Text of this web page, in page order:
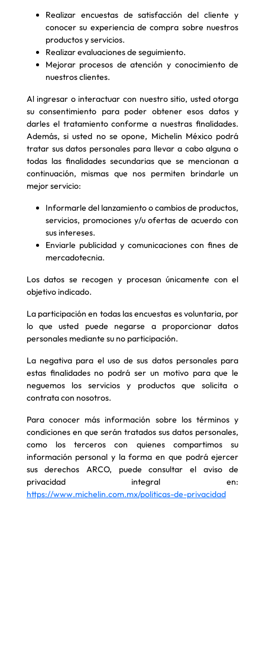
Realizar encuestas de satisfacción del cliente y
conocer su experiencia de compra sobre nuestros
productos y servicios.
Realizar evaluaciones de seguimiento.
Mejorar procesos de atención y conocimiento de
nuestros clientes.
Al ingresar o interactuar con nuestro sitio, usted otorga
su consentimiento para poder obtener esos datos y
darles el tratamiento conforme a nuestras finalidades.
Además, si usted no se opone, Michelin México podrá
tratar sus datos personales para llevar a cabo alguna o
todas las finalidades secundarias que se mencionan a
continuación, mismas que nos permiten brindarle un
mejor servicio:
Informarle del lanzamiento o cambios de productos,
servicios, promociones y/u ofertas de acuerdo con
sus intereses.
Enviarle publicidad y comunicaciones con fines de
mercadotecnia.
Los datos se recogen y procesan únicamente con el
objetivo indicado.
La participación en todas las encuestas es voluntaria, por
lo que usted puede negarse a proporcionar datos
personales mediante su no participación.
La negativa para el uso de sus datos personales para
estas finalidades no podrá ser un motivo para que le
neguemos los servicios y productos que solicita o
contrata con nosotros.
Para conocer más información sobre los términos y
condiciones en que serán tratados sus datos personales,
como los terceros con quienes compartimos su
información personal y la forma en que podrá ejercer
sus derechos ARCO, puede consultar el aviso de
privacidad integral en:
https://www.michelin.com.mx/politicas-de-privacidad